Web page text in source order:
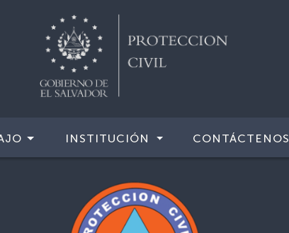
INSTITUCIÓN CONTÁCTENOS